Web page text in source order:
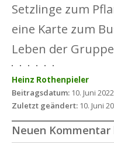
Setzlinge zum
eine Karte zum
Leben der
Heinz Rothenpieler
Beitragsdatum: 10. Juni 2022
Zuletzt geändert: 10. Juni
Neuen